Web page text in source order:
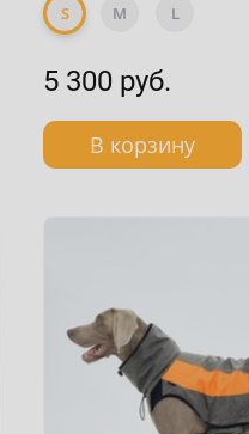
S M L
5 300 руб.
В корзину